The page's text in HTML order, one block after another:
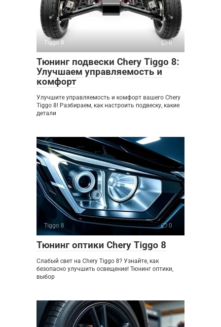
Tiggo 8 0
Тюнинг подвески Chery Tiggo 8:
Улучшаем управляемость и
комфорт
Улучшите управляемость и комфорт вашего Chery
Tiggo 8! Разбираем, как настроить подвеску, какие
детали
Tiggo 8 0
Тюнинг оптики Chery Tiggo 8
Слабый свет на Chery Tiggo 8? Узнайте, как
безопасно улучшить освещение! Тюнинг оптики,
выбор